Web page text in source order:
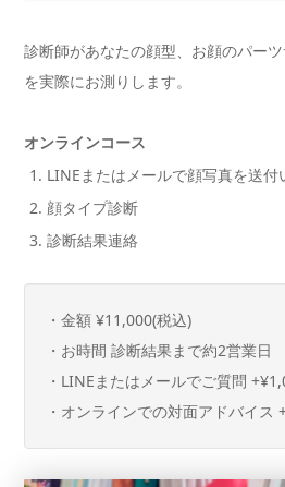
診断師があなたの顔型、お顔のパー
を実際にお測りします。
オンラインコース
LINEまたはメールで顔写真を送付
顔タイプ診断
診断結果連絡
・金額 ¥11,000(税込)
・お時間 診断結果まで約2営業日
・LINEまたはメールでご質問
・オンラインでの対面アドバイス